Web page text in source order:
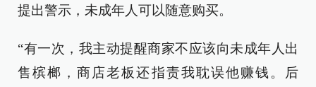
提出警示，未成年人可以随意购买。
“有一次，我主动提醒商家不应该向未成年人出
售槟榔，商店老板还指责我耽误他赚钱。后